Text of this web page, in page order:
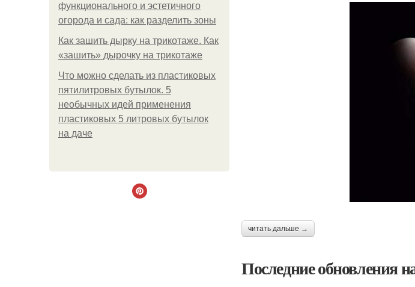
функционального и эстетичного
огорода и сада: как разделить зоны
Как зашить дырку на трикотаже. Как
«зашить» дырочку на трикотаже
Что можно сделать из пластиковых
пятилитровых бутылок. 5
необычных идей применения
пластиковых 5 литровых бутылок
на даче
читать дальше →
Последние обновления